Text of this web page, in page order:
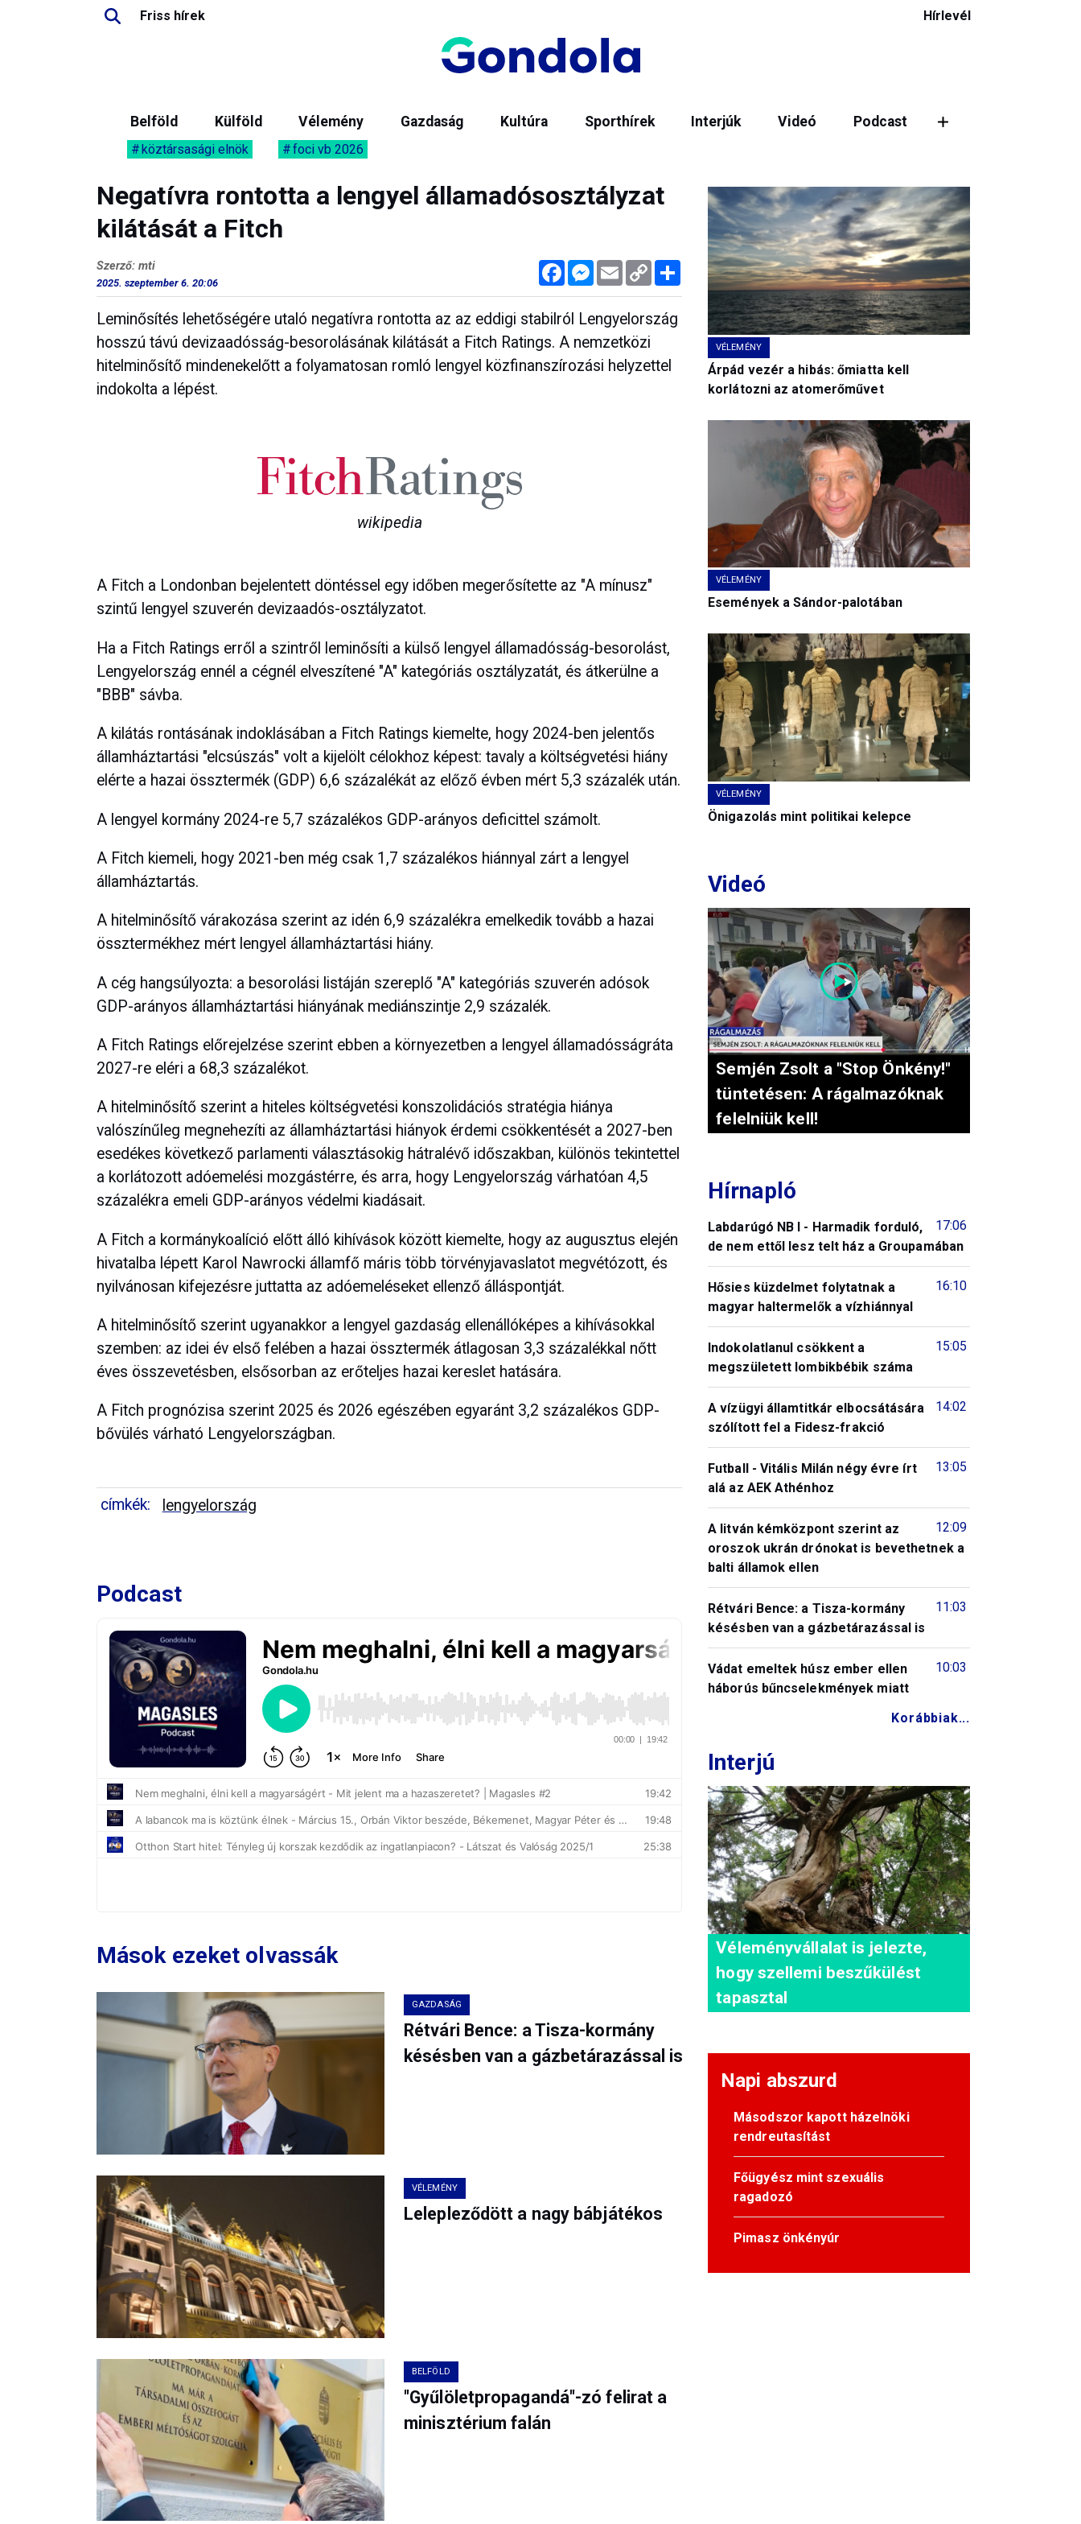
Friss hírek Hírlevél
Belföld Külföld Vélemény Gazdaság Kultúra Sporthírek Interjúk Videó Podcast
köztársasági elnök foci vb 2026
Negatívra rontotta a lengyel államadósosztályzat
kilátását a Fitch
FacebookMessenger
Email Copy
Link
Megosztás
Szerző: mti
2025. szeptember 6. 20:06
Leminősítés lehetőségére utaló negatívra rontotta az az eddigi stabilról Lengyelország
hosszú távú devizaadósság-besorolásának kilátását a Fitch Ratings. A nemzetközi
hitelminősítő mindenekelőtt a folyamatosan romló lengyel közfinanszírozási helyzettel
indokolta a lépést.
wikipedia
A Fitch a Londonban bejelentett döntéssel egy időben megerősítette az "A mínusz"
szintű lengyel szuverén devizaadós-osztályzatot.
Ha a Fitch Ratings erről a szintről leminősíti a külső lengyel államadósság-besorolást,
Lengyelország ennél a cégnél elveszítené "A" kategóriás osztályzatát, és átkerülne a
"BBB" sávba.
A kilátás rontásának indoklásában a Fitch Ratings kiemelte, hogy 2024-ben jelentős
államháztartási "elcsúszás" volt a kijelölt célokhoz képest: tavaly a költségvetési hiány
elérte a hazai össztermék (GDP) 6,6 százalékát az előző évben mért 5,3 százalék után.
A lengyel kormány 2024-re 5,7 százalékos GDP-arányos deficittel számolt.
A Fitch kiemeli, hogy 2021-ben még csak 1,7 százalékos hiánnyal zárt a lengyel
államháztartás.
A hitelminősítő várakozása szerint az idén 6,9 százalékra emelkedik tovább a hazai
össztermékhez mért lengyel államháztartási hiány.
A cég hangsúlyozta: a besorolási listáján szereplő "A" kategóriás szuverén adósok
GDP-arányos államháztartási hiányának mediánszintje 2,9 százalék.
A Fitch Ratings előrejelzése szerint ebben a környezetben a lengyel államadósságráta
2027-re eléri a 68,3 százalékot.
A hitelminősítő szerint a hiteles költségvetési konszolidációs stratégia hiánya
valószínűleg megnehezíti az államháztartási hiányok érdemi csökkentését a 2027-ben
esedékes következő parlamenti választásokig hátralévő időszakban, különös tekintettel
a korlátozott adóemelési mozgástérre, és arra, hogy Lengyelország várhatóan 4,5
százalékra emeli GDP-arányos védelmi kiadásait.
A Fitch a kormánykoalíció előtt álló kihívások között kiemelte, hogy az augusztus elején
hivatalba lépett Karol Nawrocki államfő máris több törvényjavaslatot megvétózott, és
nyilvánosan kifejezésre juttatta az adóemeléseket ellenző álláspontját.
A hitelminősítő szerint ugyanakkor a lengyel gazdaság ellenállóképes a kihívásokkal
szemben: az idei év első felében a hazai össztermék átlagosan 3,3 százalékkal nőtt
éves összevetésben, elsősorban az erőteljes hazai kereslet hatására.
A Fitch prognózisa szerint 2025 és 2026 egészében egyaránt 3,2 százalékos GDP-
bővülés várható Lengyelországban.
címkék: lengyelország
Podcast
Mások ezeket olvassák
GAZDASÁG
Rétvári Bence: a Tisza-kormány
késésben van a gázbetárazással is
VÉLEMÉNY
Lelepleződött a nagy bábjátékos
BELFÖLD
"Gyűlöletpropagandá"-zó felirat a
minisztérium falán
VÉLEMÉNY
Árpád vezér a hibás: őmiatta kell
korlátozni az atomerőművet
VÉLEMÉNY
Események a Sándor-palotában
VÉLEMÉNY
Önigazolás mint politikai kelepce
Videó
Semjén Zsolt a "Stop Önkény!"
tüntetésen: A rágalmazóknak
felelniük kell!
Hírnapló
17:06
Labdarúgó NB I - Harmadik forduló,
de nem ettől lesz telt ház a Groupamában
16:10
Hősies küzdelmet folytatnak a
magyar haltermelők a vízhiánnyal
15:05
Indokolatlanul csökkent a
megszületett lombikbébik száma
14:02
A vízügyi államtitkár elbocsátására
szólított fel a Fidesz-frakció
13:05
Futball - Vitális Milán négy évre írt
alá az AEK Athénhoz
12:09
A litván kémközpont szerint az
oroszok ukrán drónokat is bevethetnek a
balti államok ellen
11:03
Rétvári Bence: a Tisza-kormány
késésben van a gázbetárazással is
10:03
Vádat emeltek húsz ember ellen
háborús bűncselekmények miatt
Korábbiak...
Interjú
Véleményvállalat is jelezte,
hogy szellemi beszűkülést
tapasztal
Napi abszurd
Másodszor kapott házelnöki
rendreutasítást
Főügyész mint szexuális
ragadozó
Pimasz önkényúr